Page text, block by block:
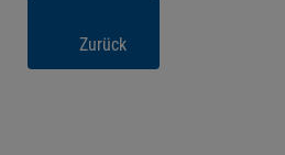
Zurück